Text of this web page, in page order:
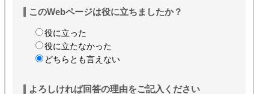
このWebページは役に立ちましたか？
役に立った
役に立たなかった
どちらとも言えない
よろしければ回答の理由をご記入ください